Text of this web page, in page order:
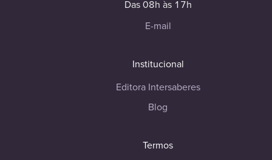
Das 08h às 17h
E-mail
Institucional
Editora Intersaberes
Blog
Termos